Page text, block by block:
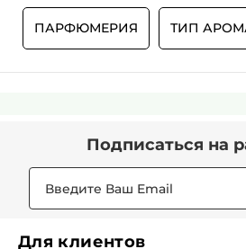
ПАРФЮМЕРИЯ ТИП
Подписаться на
Для клиентов